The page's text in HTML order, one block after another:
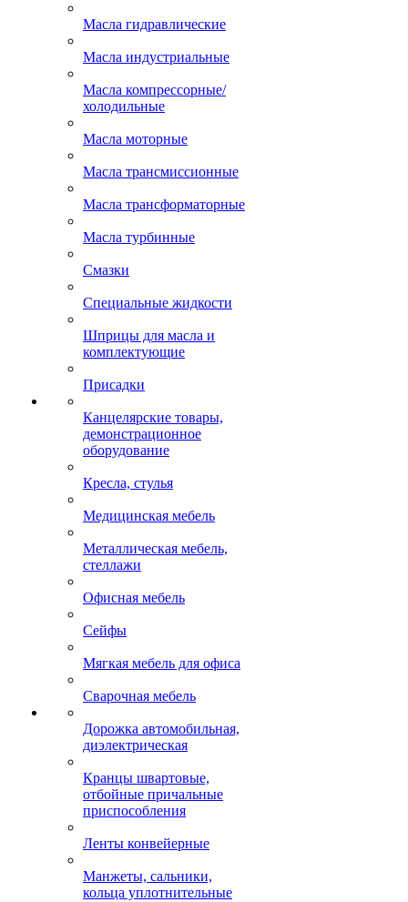
Масла гидравлические
Масла индустриальные
Масла компрессорные/
холодильные
Масла моторные
Масла трансмиссионные
Масла трансформаторные
Масла турбинные
Смазки
Специальные жидкости
Шприцы для масла и
комплектующие
Присадки
Канцелярские товары,
демонстрационное
оборудование
Кресла, стулья
Медицинская мебель
Металлическая мебель,
стеллажи
Офисная мебель
Сейфы
Мягкая мебель для офиса
Сварочная мебель
Дорожка автомобильная,
диэлектрическая
Кранцы швартовые,
отбойные причальные
приспособления
Ленты конвейерные
Манжеты, сальники,
кольца уплотнительные